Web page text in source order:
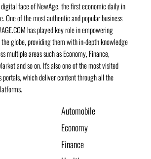
digital face of NewAge, the first economic daily in
One of the most authentic and popular business
has played key role in empowering
the globe, providing them with in-depth knowledge
multiple areas such as Economy, Finance,
and so on. It's also one of the most visited
portals, which deliver content through all the
Automobile
Economy
Finance